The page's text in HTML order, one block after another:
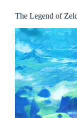
The Legend of